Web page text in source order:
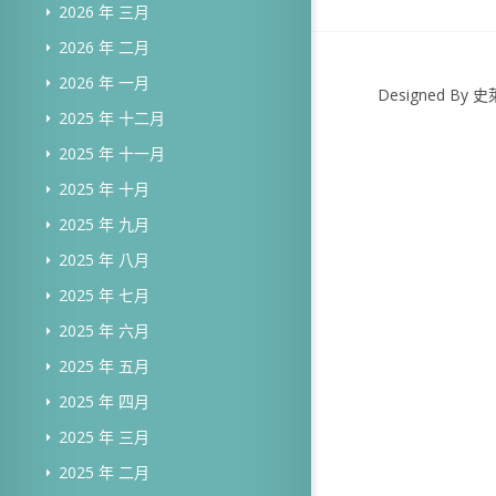
2026 年 三月
2026 年 二月
2026 年 一月
2025 年 十二月
2025 年 十一月
2025 年 十月
2025 年 九月
2025 年 八月
2025 年 七月
2025 年 六月
2025 年 五月
2025 年 四月
2025 年 三月
2025 年 二月
Designed By 史